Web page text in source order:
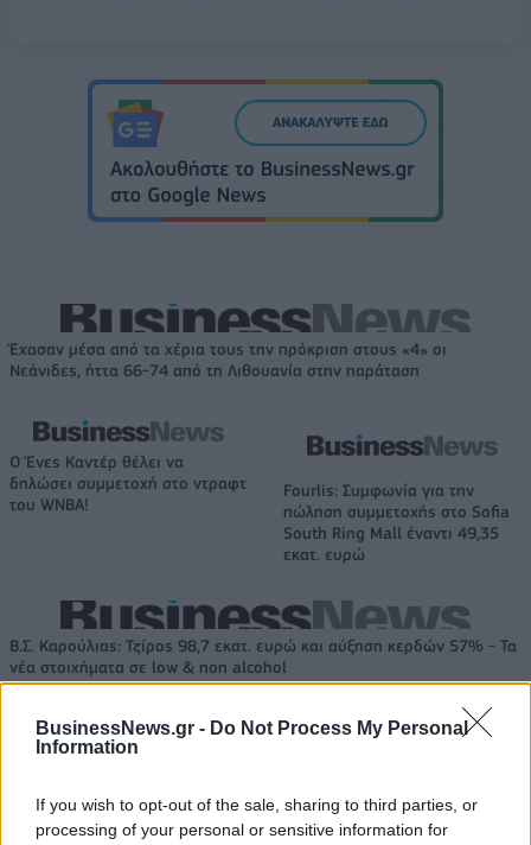
BusinessNews.gr - Do Not Process My Personal
Information
If you wish to opt-out of the sale, sharing to third parties, or
processing of your personal or sensitive information for
Έχασαν μέσα από τα χέρια τους την πρόκριση στους «4» οι
Νεάνιδες, ήττα 66-74 από τη Λιθουανία στην παράταση
Ο Ένες Καντέρ θέλει να
δηλώσει συμμετοχή στο ντραφτ
του WNBA!
Fourlis: Συμφωνία για την
πώληση συμμετοχής στο Sofia
South Ring Mall έναντι 49,35
εκατ. ευρώ
Β.Σ. Καρούλιας: Τζίρος 98,7 εκατ. ευρώ και αύξηση κερδών 57% - Τα
νέα στοιχήματα σε low & non alcohol
Χρηματοοικονομικός
σύμβουλος της ΔΕΗ για την
ξεκίνησε το πρόγραμμα
στήριξης- Κάλυψη εισφορών